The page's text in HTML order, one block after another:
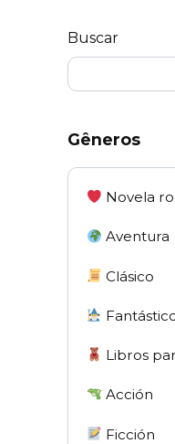
Buscar
Gêneros
Novela
Aventura
Clásico
Libros
Acción
Ficción